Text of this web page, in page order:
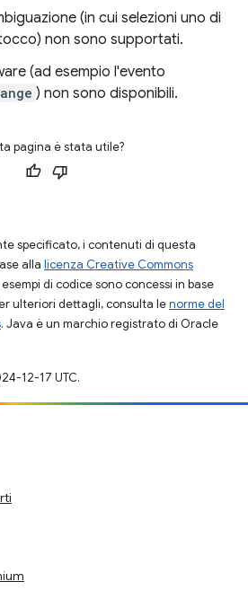
(in cui selezioni uno di
non sono supportati.
(ad esempio l'evento
) non sono disponibili.
pagina è stata utile?
specificato, i contenuti di questa
alla licenza Creative Commons
di codice sono concessi in base
ulteriori dettagli, consulta lenorme del
. Java è un marchio registrato di Oracle
12-17 UTC.